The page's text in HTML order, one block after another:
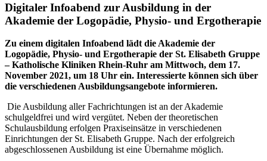
Digitaler Infoabend zur Ausbildung in der
Akademie der Logopädie, Physio- und Ergotherapie
Zu einem digitalen Infoabend lädt die Akademie der
Logopädie, Physio- und Ergotherapie der St. Elisabeth Gruppe
– Katholische Kliniken Rhein-Ruhr am Mittwoch, dem 17.
November 2021, um 18 Uhr ein. Interessierte können sich über
die verschiedenen Ausbildungsangebote informieren.
Die Ausbildung aller Fachrichtungen ist an der Akademie
schulgeldfrei und wird vergütet. Neben der theoretischen
Schulausbildung erfolgen Praxiseinsätze in verschiedenen
Einrichtungen der St. Elisabeth Gruppe. Nach der erfolgreich
abgeschlossenen Ausbildung ist eine Übernahme möglich.